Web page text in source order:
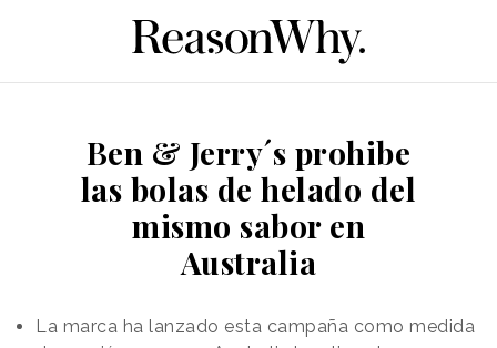
Ben & Jerry´s prohibe
las bolas de helado del
mismo sabor en
Australia
La marca ha lanzado esta campaña como medida